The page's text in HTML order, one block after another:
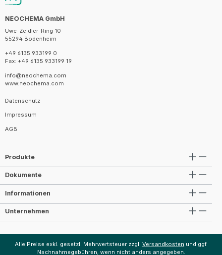
NEOCHEMA GmbH
Uwe-Zeidler-Ring 10
55294 Bodenheim
+49 6135 933199 0
Fax: +49 6135 933199 19
info@neochema.com
www.neochema.com
Datenschutz
Impressum
AGB
Produkte
Dokumente
Informationen
Unternehmen
Alle Preise exkl. gesetzl. Mehrwertsteuer zzgl. Versandkosten und ggf.
Nachnahmegebühren, wenn nicht anders angegeben.